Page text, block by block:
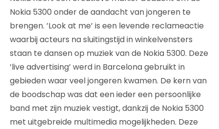
Nokia 5300 onder de aandacht van jongeren te
brengen. ’Look at me’ is een levende reclameactie
waarbij acteurs na sluitingstijd in winkelvensters
staan te dansen op muziek van de Nokia 5300. Deze
’live advertising’ werd in Barcelona gebruikt in
gebieden waar veel jongeren kwamen. De kern van
de boodschap was dat een ieder een persoonlijke
band met zijn muziek vestigt, dankzij de Nokia 5300
met uitgebreide multimedia mogelijkheden. Deze